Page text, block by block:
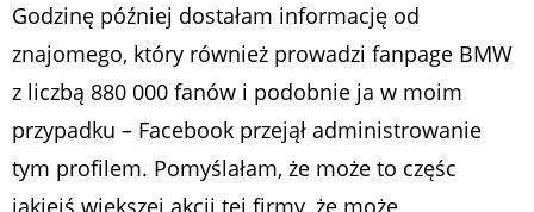
Godzinę później dostałam informację od
znajomego, który również prowadzi fanpage BMW
z liczbą 880 000 fanów i podobnie ja w moim
przypadku – Facebook przejął administrowanie
tym profilem. Pomyślałam, że może to częśc
jakiejś większej akcji tej firmy, że może